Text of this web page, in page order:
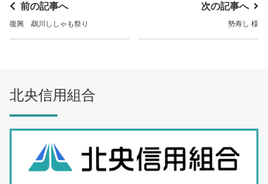
前の記事へ
復興 鵡川ししゃも祭り
次の記事へ
勢寿し 様
北央信用組合